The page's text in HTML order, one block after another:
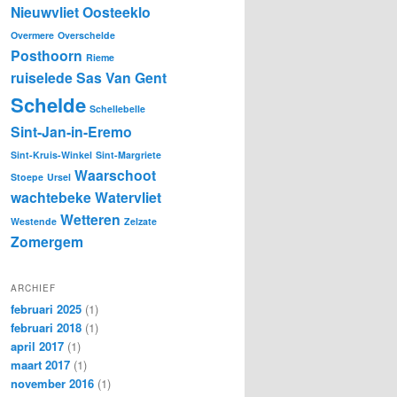
NieuwvlietOosteeklo
Overmere Overschelde
Posthoorn Rieme
ruiseledeSas Van Gent
Schelde Schellebelle
Sint-Jan-in-Eremo
Sint-Kruis-Winkel Sint-Margriete
Stoepe Ursel Waarschoot
wachtebekeWatervliet
Westende Wetteren Zelzate
Zomergem
ARCHIEF
februari 2025 (1)
februari 2018 (1)
april 2017 (1)
maart 2017 (1)
november 2016 (1)